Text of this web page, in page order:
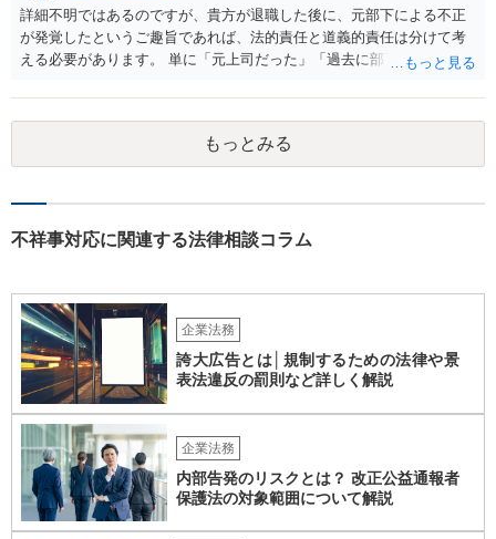
詳細不明ではあるのですが、貴方が退職した後に、元部下による不正
が発覚したというご趣旨であれば、法的責任と道義的責任は分けて考
える必要があります。 単に「元上司だった」「過去に部下だった」と
りません。会社が貴方に損害賠償請求をするには、在職中の管理監督
義務違反、引継ぎの不備、不正の兆候を知りながら放置したことな
ど、具体的な義務違反と損害との因果関係を主張・立証する必要があ
ります。なお、在職中から会計処理や現金管理の不自然さを認識して
能性はあるでしょう。 対応としては、まず会社から何を求められてい
意に責任を認める文書を作成したり、損害負担を約束したりすること
は避けるべきです。一方で、在職中の業務内容、権限分掌、引継ぎ資
料、不正を認識していなかった事情を整理し、必要な範囲で調査に協
力することは考えられます。 仮に、金銭請求や責任追及を示唆されて
いる場合には、会社とのやり取りを保存し、弁護士に相談したうえで
対応なさった方がよいでしょう。
もっとみる
不祥事対応に関連する法律相談コラム
企業法務
誇大広告とは│規制するための法律や景
表法違反の罰則など詳しく解説
企業法務
内部告発のリスクとは？ 改正公益通報者
保護法の対象範囲について解説